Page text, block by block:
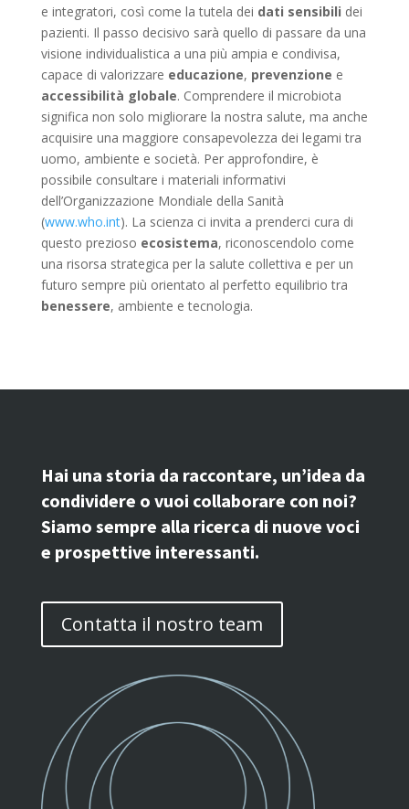
e integratori, così come la tutela dei dati sensibili dei
pazienti. Il passo decisivo sarà quello di passare da una
visione individualistica a una più ampia e condivisa,
capace di valorizzare educazione, prevenzione e
accessibilità globale. Comprendere il microbiota
significa non solo migliorare la nostra salute, ma anche
acquisire una maggiore consapevolezza dei legami tra
uomo, ambiente e società. Per approfondire, è
possibile consultare i materiali informativi
dell’Organizzazione Mondiale della Sanità
(www.who.int). La scienza ci invita a prenderci cura di
questo prezioso ecosistema, riconoscendolo come
una risorsa strategica per la salute collettiva e per un
futuro sempre più orientato al perfetto equilibrio tra
benessere, ambiente e tecnologia.
Hai una storia da raccontare, un’idea da
condividere o vuoi collaborare con noi?
Siamo sempre alla ricerca di nuove voci
e prospettive interessanti.
Contatta il nostro team